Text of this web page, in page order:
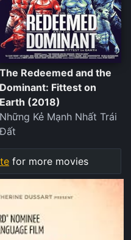
The Redeemed and the
Dominant: Fittest on
Earth (2018)
Những Kẻ Mạnh Nhất Trái
Đất
for more movies